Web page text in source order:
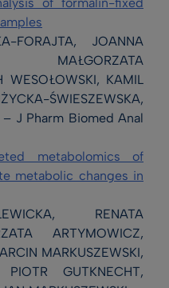
of formalin-fixed
FORAJTA, JOANNA
MAŁGORZATA
WESOŁOWSKI, KAMIL
ŚWIESZEWSKA,
– J Pharm Biomed Anal
metabolomics of
metabolic changes in
RENATA
ARTYMOWICZ,
MARKUSZEWSKI,
PIOTR GUTKNECHT,